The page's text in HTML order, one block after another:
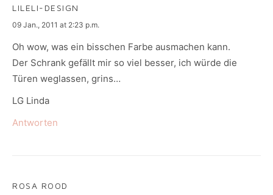
LILELI-DESIGN
says:
09 Jan., 2011 at 2:23 p.m.
Oh wow, was ein bisschen Farbe ausmachen kann.
Der Schrank gefällt mir so viel besser, ich würde die
Türen weglassen, grins…
LG Linda
Antworten
ROSA ROOD